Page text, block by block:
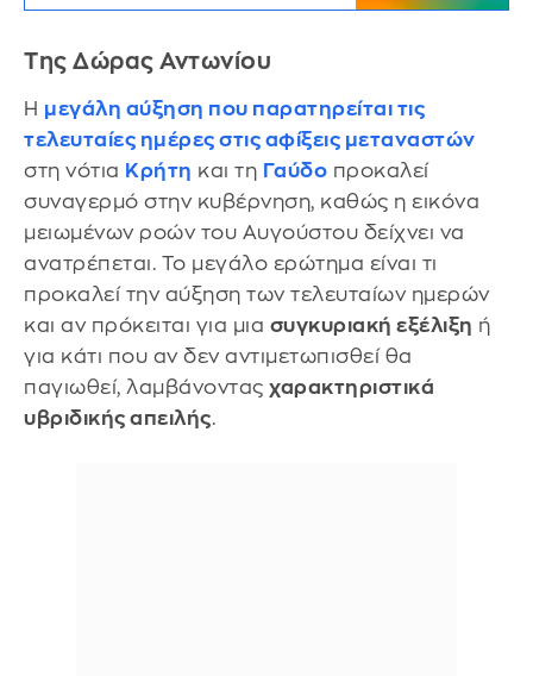
Της Δώρας Αντωνίου
Η μεγάλη αύξηση που παρατηρείται τις
τελευταίες ημέρες στις αφίξεις μεταναστών
στη νότια Κρήτη και τη Γαύδο προκαλεί
συναγερμό στην κυβέρνηση, καθώς η εικόνα
μειωμένων ροών του Αυγούστου δείχνει να
ανατρέπεται. Το μεγάλο ερώτημα είναι τι
προκαλεί την αύξηση των τελευταίων ημερών
και αν πρόκειται για μια συγκυριακή εξέλιξη ή
για κάτι που αν δεν αντιμετωπισθεί θα
παγιωθεί, λαμβάνοντας χαρακτηριστικά
υβριδικής απειλής.